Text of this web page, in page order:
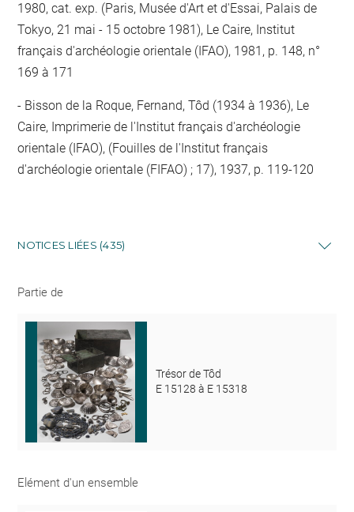
1980, cat. exp. (Paris, Musée d'Art et d'Essai, Palais de
Tokyo, 21 mai - 15 octobre 1981), Le Caire, Institut
français d'archéologie orientale (IFAO), 1981, p. 148, n°
169 à 171
Bisson de la Roque, Fernand, Tôd (1934 à 1936), Le
Caire, Imprimerie de l'Institut français d'archéologie
orientale (IFAO), (Fouilles de l'Institut français
d'archéologie orientale (FIFAO) ; 17), 1937, p. 119-120
NOTICES LIÉES (435)
Partie de
Trésor de Tôd
E 15128 à E 15318
Elément d'un ensemble